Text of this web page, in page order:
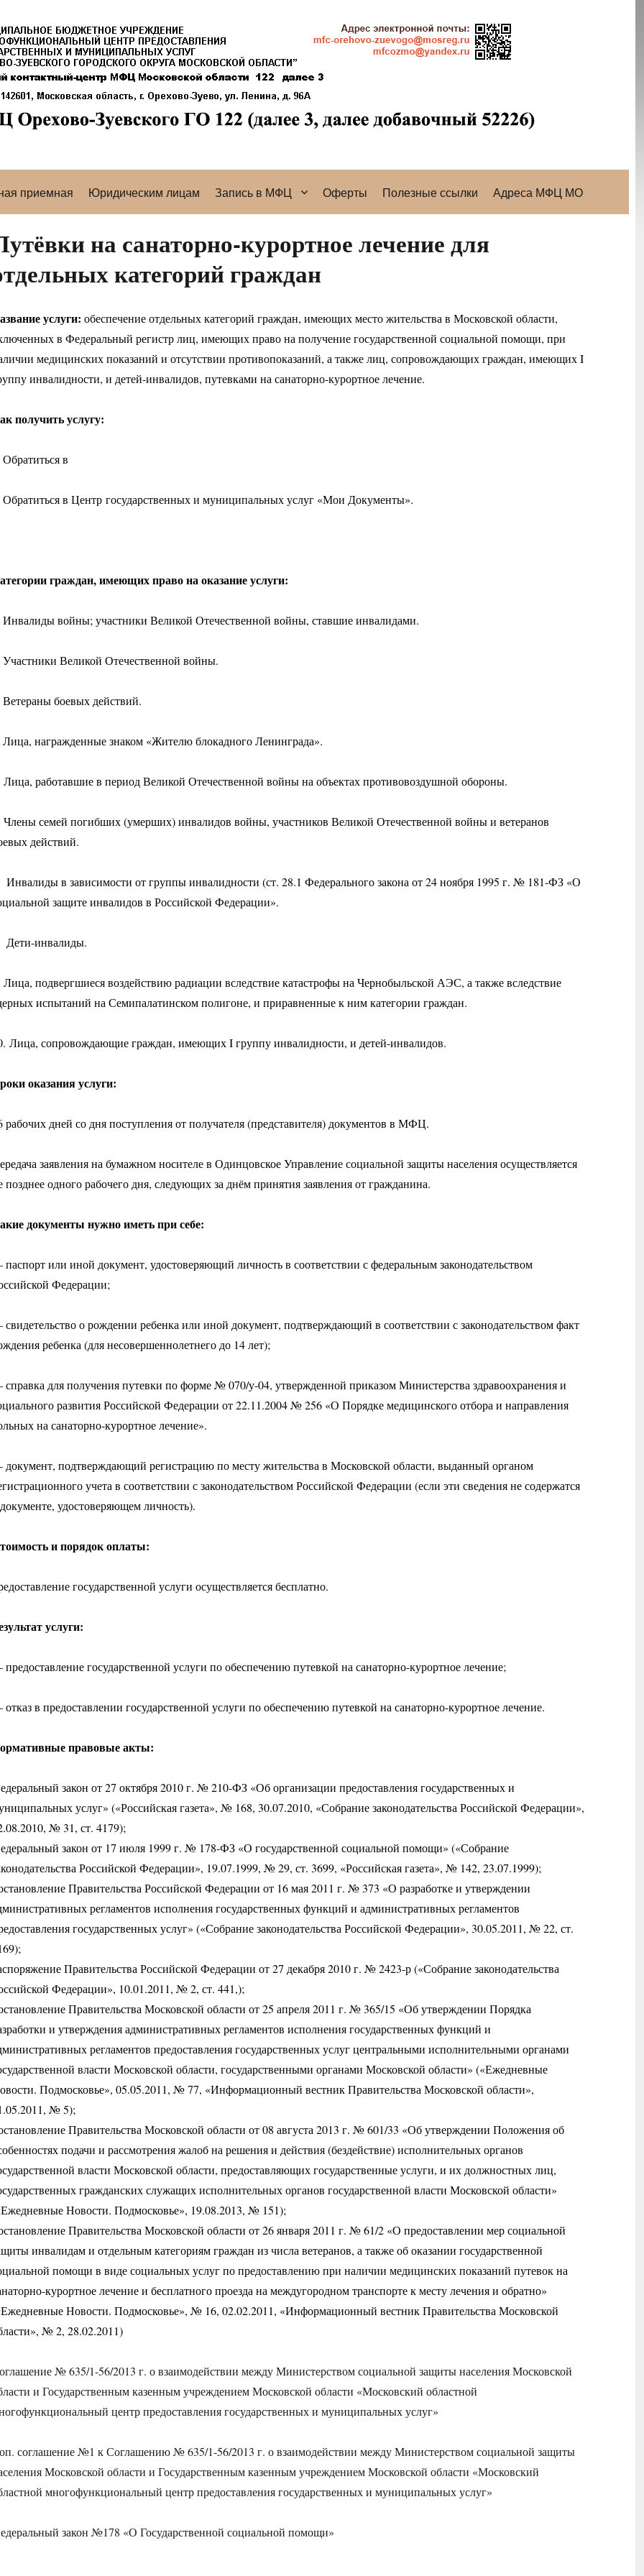
приемная Юридическим лицам Запись в МФЦ Оферты Полезные ссылки Адреса МФЦ МО
на санаторно-курортное лечение для
категорий граждан
услуги: обеспечение отдельных категорий граждан, имеющих место жительства в Московской области,
в Федеральный регистр лиц, имеющих право на получение государственной социальной помощи, при
медицинских показаний и отсутствии противопоказаний, а также лиц, сопровождающих граждан, имеющих I
инвалидности, и детей-инвалидов, путевками на санаторно-курортное лечение.
получить услугу:
Обратиться в
Обратиться в Центр государственных и муниципальных услуг «Мои Документы».
граждан, имеющих право на оказание услуги:
Инвалиды войны; участники Великой Отечественной войны, ставшие инвалидами.
Участники Великой Отечественной войны.
Ветераны боевых действий.
Лица, награжденные знаком «Жителю блокадного Ленинграда».
Лица, работавшие в период Великой Отечественной войны на объектах противовоздушной обороны.
Члены семей погибших (умерших) инвалидов войны, участников Великой Отечественной войны и ветеранов
действий.
Инвалиды в зависимости от группы инвалидности (ст. 28.1 Федерального закона от 24 ноября 1995 г. № 181-ФЗ «О
защите инвалидов в Российской Федерации».
Дети-инвалиды.
Лица, подвергшиеся воздействию радиации вследствие катастрофы на Чернобыльской АЭС, а также вследствие
испытаний на Семипалатинском полигоне, и приравненные к ним категории граждан.
Лица, сопровождающие граждан, имеющих I группу инвалидности, и детей-инвалидов.
оказания услуги:
рабочих дней со дня поступления от получателя (представителя) документов в МФЦ.
заявления на бумажном носителе в Одинцовское Управление социальной защиты населения осуществляется
позднее одного рабочего дня, следующих за днём принятия заявления от гражданина.
документы нужно иметь при себе:
или иной документ, удостоверяющий личность в соответствии с федеральным законодательством
Федерации;
о рождении ребенка или иной документ, подтверждающий в соответствии с законодательством факт
ребенка (для несовершеннолетнего до 14 лет);
для получения путевки по форме № 070/у-04, утвержденной приказом Министерства здравоохранения и
развития Российской Федерации от 22.11.2004 № 256 «О Порядке медицинского отбора и направления
на санаторно-курортное лечение».
подтверждающий регистрацию по месту жительства в Московской области, выданный органом
учета в соответствии с законодательством Российской Федерации (если эти сведения не содержатся
удостоверяющем личность).
и порядок оплаты:
государственной услуги осуществляется бесплатно.
услуги:
государственной услуги по обеспечению путевкой на санаторно-курортное лечение;
в предоставлении государственной услуги по обеспечению путевкой на санаторно-курортное лечение.
правовые акты:
закон от 27 октября 2010 г. № 210-ФЗ «Об организации предоставления государственных и
услуг» («Российская газета», № 168, 30.07.2010, «Собрание законодательства Российской Федерации»,
№ 31, ст. 4179);
закон от 17 июля 1999 г. № 178-ФЗ «О государственной социальной помощи» («Собрание
Российской Федерации», 19.07.1999, № 29, ст. 3699, «Российская газета», № 142, 23.07.1999);
Правительства Российской Федерации от 16 мая 2011 г. № 373 «О разработке и утверждении
регламентов исполнения государственных функций и административных регламентов
государственных услуг» («Собрание законодательства Российской Федерации», 30.05.2011, № 22, ст.
Правительства Российской Федерации от 27 декабря 2010 г. № 2423-р («Собрание законодательства
Федерации», 10.01.2011, № 2, ст. 441,);
Правительства Московской области от 25 апреля 2011 г. № 365/15 «Об утверждении Порядка
и утверждения административных регламентов исполнения государственных функций и
регламентов предоставления государственных услуг центральными исполнительными органами
власти Московской области, государственными органами Московской области» («Ежедневные
Подмосковье», 05.05.2011, № 77, «Информационный вестник Правительства Московской области»,
№ 5);
Правительства Московской области от 08 августа 2013 г. № 601/33 «Об утверждении Положения об
подачи и рассмотрения жалоб на решения и действия (бездействие) исполнительных органов
власти Московской области, предоставляющих государственные услуги, и их должностных лиц,
гражданских служащих исполнительных органов государственной власти Московской области»
Новости. Подмосковье», 19.08.2013, № 151);
Правительства Московской области от 26 января 2011 г. № 61/2 «О предоставлении мер социальной
инвалидам и отдельным категориям граждан из числа ветеранов, а также об оказании государственной
помощи в виде социальных услуг по предоставлению при наличии медицинских показаний путевок на
курортное лечение и бесплатного проезда на междугородном транспорте к месту лечения и обратно»
Новости. Подмосковье», № 16, 02.02.2011, «Информационный вестник Правительства Московской
№ 2, 28.02.2011)
№ 635/1-56/2013 г. о взаимодействии между Министерством социальной защиты населения Московской
и Государственным казенным учреждением Московской области «Московский областной
центр предоставления государственных и муниципальных услуг»
соглашение №1 к Соглашению № 635/1-56/2013 г. о взаимодействии между Министерством социальной защиты
Московской области и Государственным казенным учреждением Московской области «Московский
многофункциональный центр предоставления государственных и муниципальных услуг»
закон №178 «О Государственной социальной помощи»